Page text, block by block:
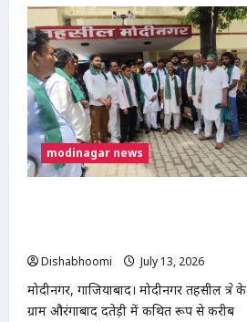
गाजियाबाद
में
युवक
की
मौत:
खेत
में
ले
जाकर
बेरहमी
से
पिटाई
का
आरोप,
शव
रखकर
modinagar news
Dishabhoomi
July 13, 2026
मोदीनगर, गाजियाबाद। मोदीनगर तहसील क्षेत्र के
ग्राम औरंगाबाद दतेड़ी में कथित रूप से करीब